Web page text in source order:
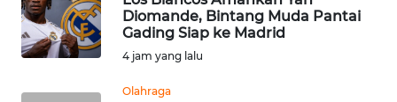
Diomande, Bintang Muda Pantai
Gading Siap ke Madrid
4 jam yang lalu
Olahraga
WN